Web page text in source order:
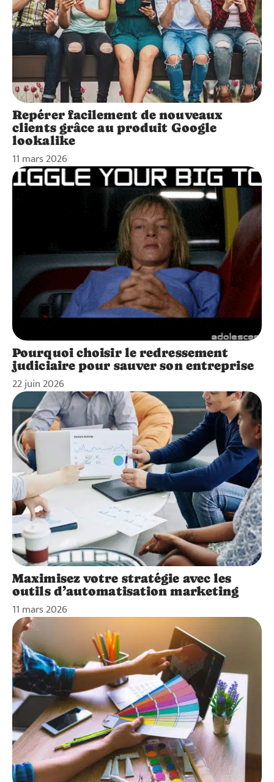
Repérer facilement de nouveaux
clients grâce au produit Google
lookalike
11 mars 2026
Pourquoi choisir le redressement
judiciaire pour sauver son entreprise
22 juin 2026
Maximisez votre stratégie avec les
outils d’automatisation marketing
11 mars 2026